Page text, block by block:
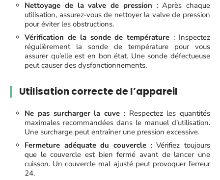
Nettoyage de la valve de pression : Après chaque
utilisation, assurez-vous de nettoyer la valve de pression
pour éviter les obstructions.
Vérification de la sonde de température : Inspectez
régulièrement la sonde de température pour vous
assurer qu’elle est en bon état. Une sonde défectueuse
peut causer des dysfonctionnements.
Utilisation correcte de l’appareil
Ne pas surcharger la cuve : Respectez les quantités
maximales recommandées dans le manuel d’utilisation.
Une surcharge peut entraîner une pression excessive.
Fermeture adéquate du couvercle : Vérifiez toujours
que le couvercle est bien fermé avant de lancer une
cuisson. Un couvercle mal ajusté peut provoquer l’erreur
24.